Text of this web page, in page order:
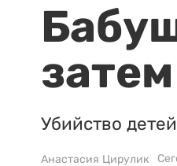
Убийство
Анастасия Цирулик